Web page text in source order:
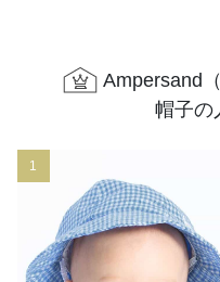
Ampersand
帽子の
1